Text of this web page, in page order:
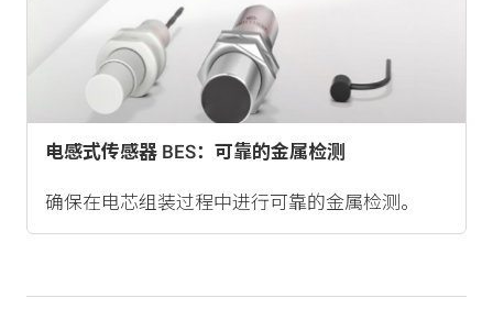
电感式传感器 BES：可靠的金属检测
确保在电芯组装过程中进行可靠的金属检测。